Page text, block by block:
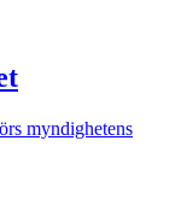
myndighetens